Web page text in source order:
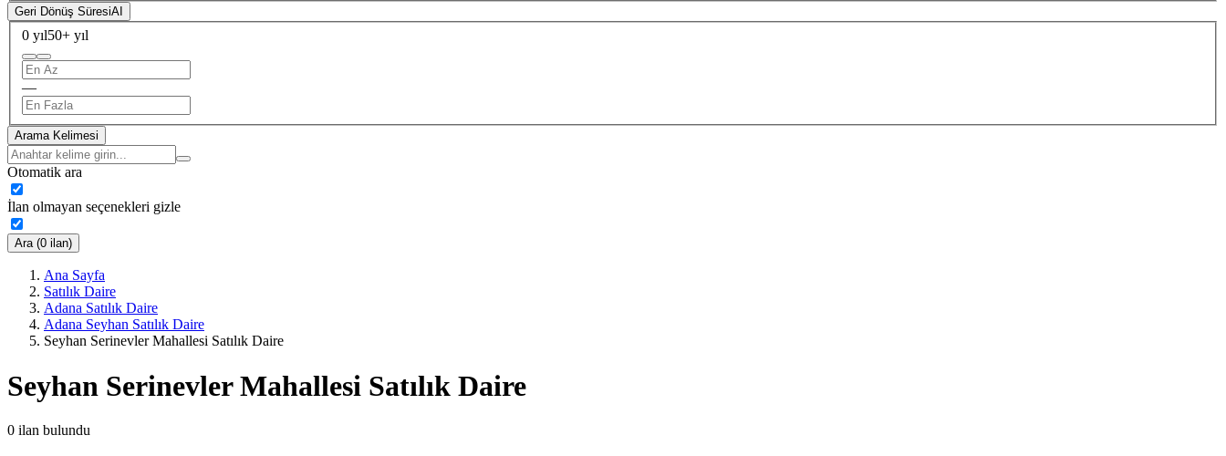
Geri Dönüş SüresiAI
0 yıl50+ yıl
—
Arama Kelimesi
Otomatik ara
İlan olmayan seçenekleri gizle
Ara (0 ilan)
Ana Sayfa
Satılık Daire
Adana Satılık Daire
Adana Seyhan Satılık Daire
Seyhan Serinevler Mahallesi Satılık Daire
Seyhan Serinevler Mahallesi Satılık Daire
0 ilan bulundu